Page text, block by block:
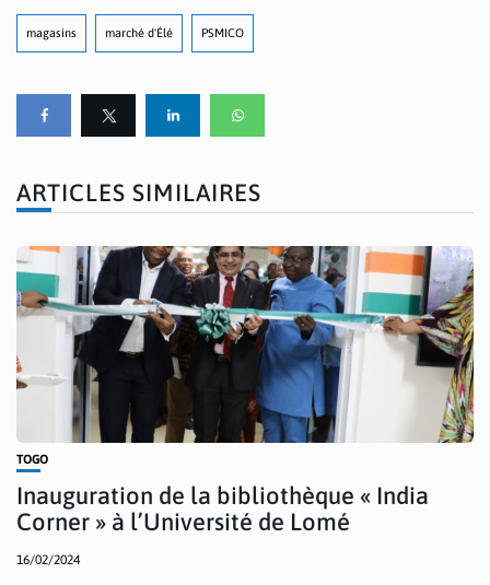
magasins marché d'Élé PSMICO
ARTICLES SIMILAIRES
TOGO
Inauguration de la bibliothèque « India
Corner » à l’Université de Lomé
16/02/2024